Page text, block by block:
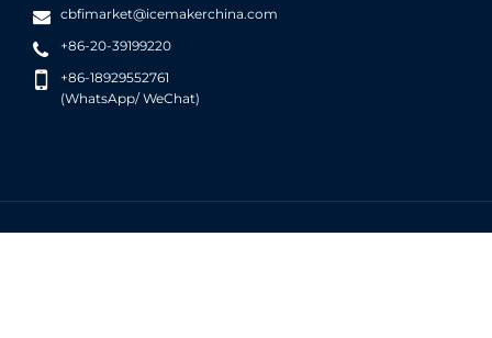
cbfimarket@icemakerchina.com
+86-20-39199220
+86-18929552761
(WhatsApp/ WeChat)